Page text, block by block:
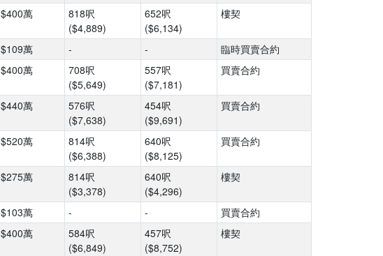
$400萬
818呎
($4,889)
652呎
($6,134)
樓契
$109萬 - -
臨時買賣合約
$400萬
708呎
($5,649)
557呎
($7,181)
買賣合約
$440萬
576呎
($7,638)
454呎
($9,691)
買賣合約
$520萬
814呎
($6,388)
640呎
($8,125)
買賣合約
$275萬
814呎
($3,378)
640呎
($4,296)
樓契
$103萬 - -
買賣合約
$400萬
584呎
($6,849)
457呎
($8,752)
樓契